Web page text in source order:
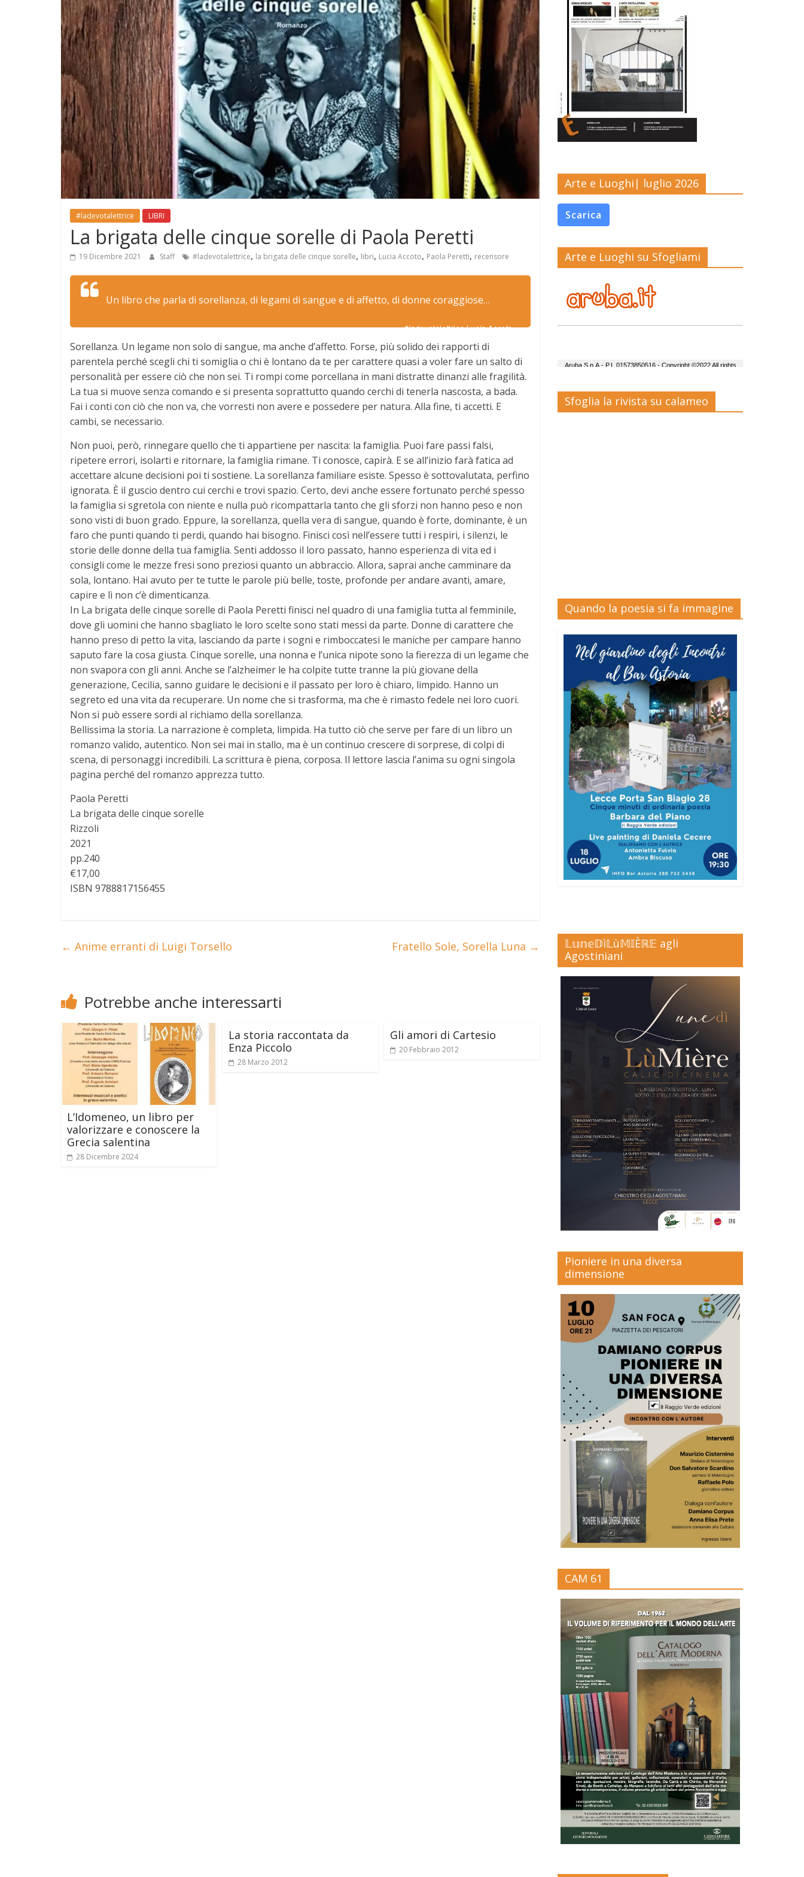
#ladevotalettrice LIBRI
La brigata delle cinque sorelle di Paola Peretti
19 Dicembre 2021 Staff #ladevotalettrice, la brigata delle cinque sorelle, libri, Lucia Accoto, Paola Peretti, recensore
Un libro che parla di sorellanza, di legami di sangue e di affetto, di donne coraggiose…
#ladevotalettrice Lucia Accoto
Sorellanza. Un legame non solo di sangue, ma anche d’affetto. Forse, più solido dei rapporti di
parentela perché scegli chi ti somiglia o chi è lontano da te per carattere quasi a voler fare un salto di
personalità per essere ciò che non sei. Ti rompi come porcellana in mani distratte dinanzi alle fragilità.
La tua si muove senza comando e si presenta soprattutto quando cerchi di tenerla nascosta, a bada.
Fai i conti con ciò che non va, che vorresti non avere e possedere per natura. Alla fine, ti accetti. E
cambi, se necessario.
Non puoi, però, rinnegare quello che ti appartiene per nascita: la famiglia. Puoi fare passi falsi,
ripetere errori, isolarti e ritornare, la famiglia rimane. Ti conosce, capirà. E se all’inizio farà fatica ad
accettare alcune decisioni poi ti sostiene. La sorellanza familiare esiste. Spesso è sottovalutata, perfino
ignorata. È il guscio dentro cui cerchi e trovi spazio. Certo, devi anche essere fortunato perché spesso
la famiglia si sgretola con niente e nulla può ricompattarla tanto che gli sforzi non hanno peso e non
sono visti di buon grado. Eppure, la sorellanza, quella vera di sangue, quando è forte, dominante, è un
faro che punti quando ti perdi, quando hai bisogno. Finisci così nell’essere tutti i respiri, i silenzi, le
storie delle donne della tua famiglia. Senti addosso il loro passato, hanno esperienza di vita ed i
consigli come le mezze fresi sono preziosi quanto un abbraccio. Allora, saprai anche camminare da
sola, lontano. Hai avuto per te tutte le parole più belle, toste, profonde per andare avanti, amare,
capire e lì non c’è dimenticanza.
In La brigata delle cinque sorelle di Paola Peretti finisci nel quadro di una famiglia tutta al femminile,
dove gli uomini che hanno sbagliato le loro scelte sono stati messi da parte. Donne di carattere che
hanno preso di petto la vita, lasciando da parte i sogni e rimboccatesi le maniche per campare hanno
saputo fare la cosa giusta. Cinque sorelle, una nonna e l’unica nipote sono la fierezza di un legame che
non svapora con gli anni. Anche se l’alzheimer le ha colpite tutte tranne la più giovane della
generazione, Cecilia, sanno guidare le decisioni e il passato per loro è chiaro, limpido. Hanno un
segreto ed una vita da recuperare. Un nome che si trasforma, ma che è rimasto fedele nei loro cuori.
Non si può essere sordi al richiamo della sorellanza.
Bellissima la storia. La narrazione è completa, limpida. Ha tutto ciò che serve per fare di un libro un
romanzo valido, autentico. Non sei mai in stallo, ma è un continuo crescere di sorprese, di colpi di
scena, di personaggi incredibili. La scrittura è piena, corposa. Il lettore lascia l’anima su ogni singola
pagina perché del romanzo apprezza tutto.
Paola Peretti
La brigata delle cinque sorelle
Rizzoli
2021
pp.240
€17,00
ISBN 9788817156455
← Anime erranti di Luigi Torsello Fratello Sole, Sorella Luna →
Potrebbe anche interessarti
L’Idomeneo, un libro per
valorizzare e conoscere la
Grecia salentina
28 Dicembre 2024
La storia raccontata da
Enza Piccolo
28 Marzo 2012
Gli amori di Cartesio
20 Febbraio 2012
Arte e Luoghi| luglio 2026
Scarica
Arte e Luoghi su Sfogliami
Sfoglia la rivista su calameo
Quando la poesia si fa immagine
𝕃𝕦𝕟𝕖𝔻ì𝕃ù𝕄𝕀Èℝ𝔼 agli
Agostiniani
Pioniere in una diversa
dimensione
CAM 61